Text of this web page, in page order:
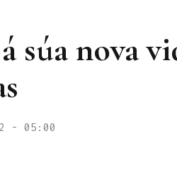
súa nova
- 05:00